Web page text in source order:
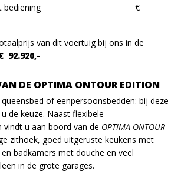
met bediening €
van dit voertuig bij ons in de
92.920,-
DE OPTIMA ONTOUR EDITION
of eenpersoonsbedden: bij deze
de keuze. Naast flexibele
vindt u aan boord van de OPTIMA ONTOUR
zithoek, goed uitgeruste keukens met
badkamers met douche en veel
in de grote garages.